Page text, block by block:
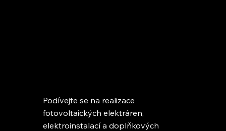
Podívejte se na realizace
fotovoltaických elektráren,
elektroinstalací a doplňkových